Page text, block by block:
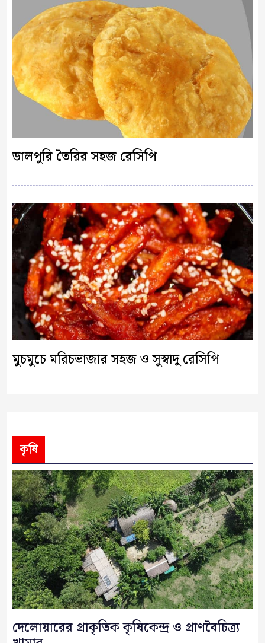
ডালপুরি তৈরির সহজ রেসিপি
মুচমুচে মরিচভাজার সহজ ও সুস্বাদু রেসিপি
কৃষি
দেলোয়ারের প্রাকৃতিক কৃষিকেন্দ্র ও প্রাণবৈচিত্র্য